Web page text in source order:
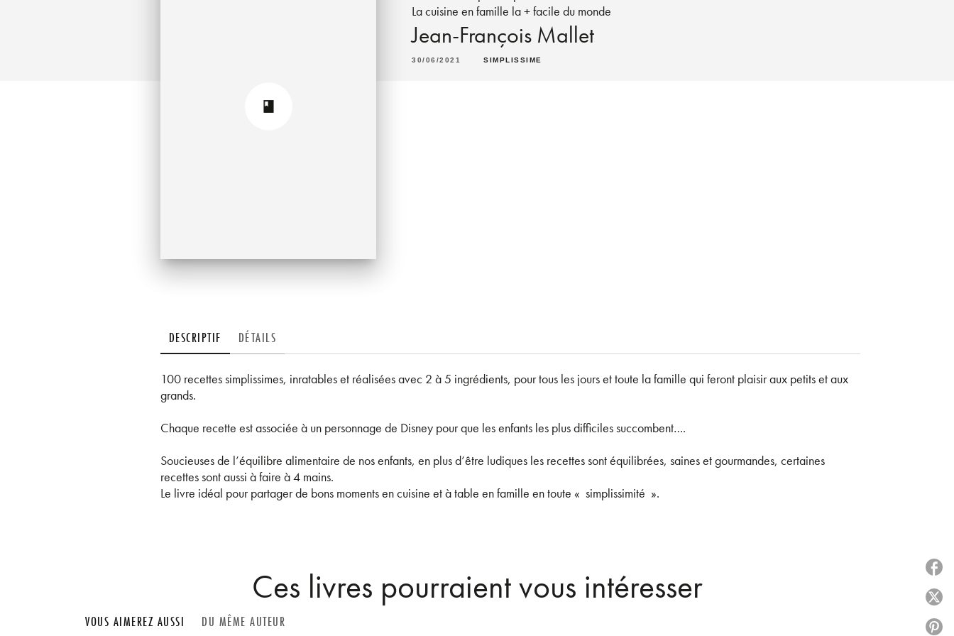
La cuisine en famille la + facile du monde
Jean-François Mallet
30/06/2021 SIMPLISSIME
DESCRIPTIF DÉTAILS
100 recettes simplissimes, inratables et réalisées avec 2 à 5 ingrédients, pour tous les jours et toute la famille qui feront plaisir aux petits et aux
grands.
Chaque recette est associée à un personnage de Disney pour que les enfants les plus difficiles succombent….
Soucieuses de l’équilibre alimentaire de nos enfants, en plus d’être ludiques les recettes sont équilibrées, saines et gourmandes, certaines
recettes sont aussi à faire à 4 mains.
Le livre idéal pour partager de bons moments en cuisine et à table en famille en toute « simplissimité ».
Ces livres pourraient vous intéresser
VOUS AIMEREZ AUSSI DU MÊME AUTEUR